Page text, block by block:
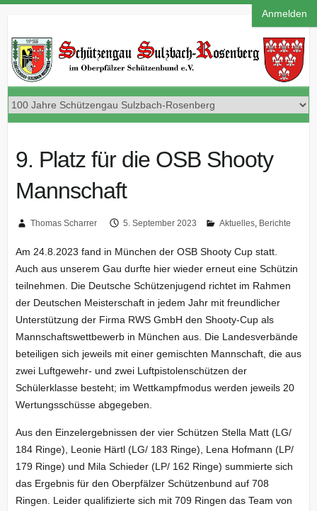
Anmelden
9. Platz für die OSB Shooty
Mannschaft
Thomas Scharrer 5. September 2023 Aktuelles, Berichte
Am 24.8.2023 fand in München der OSB Shooty Cup statt.
Auch aus unserem Gau durfte hier wieder erneut eine Schützin
teilnehmen. Die Deutsche Schützenjugend richtet im Rahmen
der Deutschen Meisterschaft in jedem Jahr mit freundlicher
Unterstützung der Firma RWS GmbH den Shooty-Cup als
Mannschaftswettbewerb in München aus. Die Landesverbände
beteiligen sich jeweils mit einer gemischten Mannschaft, die aus
zwei Luftgewehr- und zwei Luftpistolenschützen der
Schülerklasse besteht; im Wettkampfmodus werden jeweils 20
Wertungsschüsse abgegeben.
Aus den Einzelergebnissen der vier Schützen Stella Matt (LG/
184 Ringe), Leonie Härtl (LG/ 183 Ringe), Lena Hofmann (LP/
179 Ringe) und Mila Schieder (LP/ 162 Ringe) summierte sich
das Ergebnis für den Oberpfälzer Schützenbund auf 708
Ringen. Leider qualifizierte sich mit 709 Ringen das Team von